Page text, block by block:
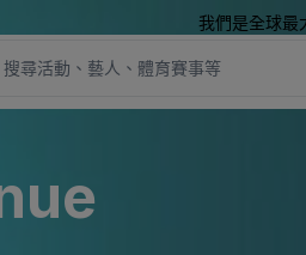
我們是全球最